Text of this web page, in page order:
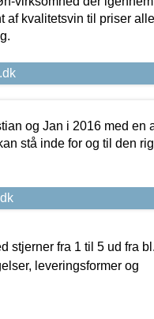
af kvalitetsvin til priser
og Jan i 2016 med en
stå inde for og til den
stjerner fra 1 til 5 ud fra
leveringsformer og